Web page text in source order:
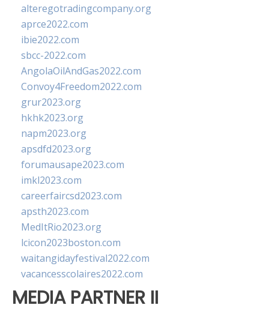
alteregotradingcompany.org
aprce2022.com
ibie2022.com
sbcc-2022.com
AngolaOilAndGas2022.com
Convoy4Freedom2022.com
grur2023.org
hkhk2023.org
napm2023.org
apsdfd2023.org
forumausape2023.com
imkl2023.com
careerfaircsd2023.com
apsth2023.com
MedItRio2023.org
lcicon2023boston.com
waitangidayfestival2022.com
vacancesscolaires2022.com
MEDIA PARTNER II